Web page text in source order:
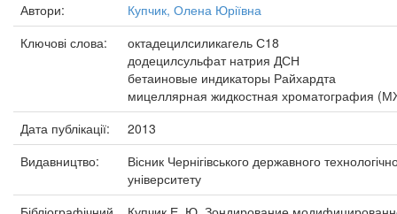
Автори:
Купчик, Олена Юріївна
Ключові слова:
октадецилсиликагель С18
додецилсульфат натрия ДСН
бетаиновые индикаторы Райхардта
мицеллярная жидкостная хроматография
Дата публікації:
2013
Видавництво:
Вісник Чернігівського державного
університету